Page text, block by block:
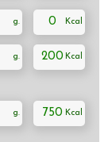
0
200
750